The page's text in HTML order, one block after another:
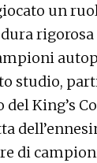
un
studio,
King’s
di